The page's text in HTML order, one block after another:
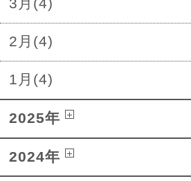
3月(4)
2月(4)
1月(4)
2025年
2024年